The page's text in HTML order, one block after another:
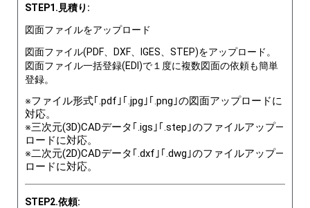
STEP1.見積り:
図面ファイルをアップロード
図面ファイル(PDF、DXF、IGES、STEP)をアップロード。
図面ファイル一括登録(EDI)で１度に複数図面の依頼も簡単
登録。
※ファイル形式｢.pdf｣｢.jpg｣｢.png｣の図面アップロードに
対応。
※三次元(3D)CADデータ｢.igs｣｢.step｣のファイルアップ―
ロードに対応。
※二次元(2D)CADデータ｢.dxf｣｢.dwg｣のファイルアップ―
ロードに対応。
STEP2.依頼: